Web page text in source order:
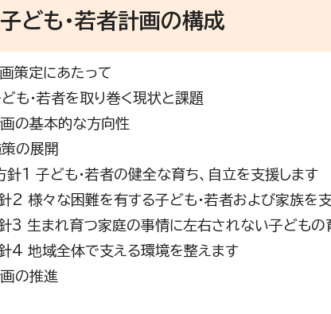
ども・若者計画の構成
策定にあたって
も・若者を取り巻く現状と課題
画の基本的な方向性
の展開
子ども・若者の健全な育ち、自立を支援します
様々な困難を有する子ども・若者および家族を
生まれ育つ家庭の事情に左右されない子どもの
地域全体で支える環境を整えます
の推進